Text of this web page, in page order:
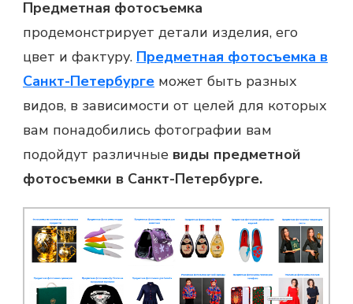
Предметная фотосъемка
продемонстрирует детали изделия, его
цвет и фактуру. Предметная фотосъемка в
Санкт-Петербурге может быть разных
видов, в зависимости от целей для которых
вам понадобились фотографии вам
подойдут различные виды предметной
фотосъемки в Санкт-Петербурге.